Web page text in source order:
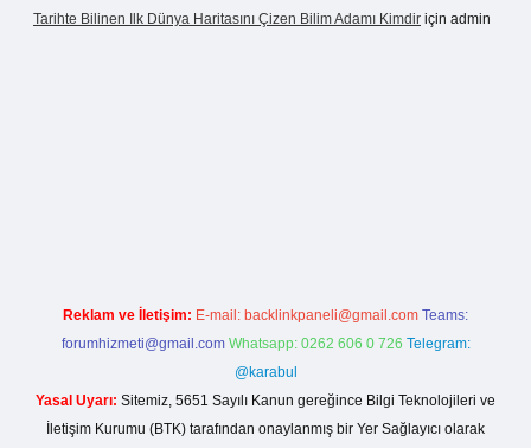
Tarihte Bilinen Ilk Dünya Haritasını Çizen Bilim Adamı Kimdir için admin
Reklam ve İletişim: E-mail: backlinkpaneli@gmail.com Teams:
forumhizmeti@gmail.com Whatsapp: 0262 606 0 726 Telegram:
@karabul
Yasal Uyarı: Sitemiz, 5651 Sayılı Kanun gereğince Bilgi Teknolojileri ve
İletişim Kurumu (BTK) tarafından onaylanmış bir Yer Sağlayıcı olarak